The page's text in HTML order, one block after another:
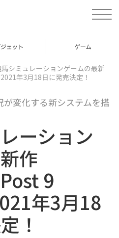
t
o
a
v
t
i
ェット ゲーム
馬シミュレーションゲームの最新
年3月18日に発売決定！
が変化する新システムを搭
ーション
作
9
年3月18
！